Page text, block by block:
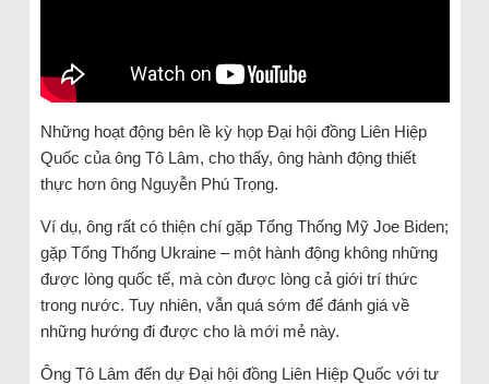
Những hoạt động bên lề kỳ họp Đại hội đồng Liên Hiệp
Quốc của ông Tô Lâm, cho thấy, ông hành động thiết
thực hơn ông Nguyễn Phú Trọng.
Ví dụ, ông rất có thiện chí gặp Tổng Thống Mỹ Joe Biden;
gặp Tổng Thống Ukraine – một hành động không những
được lòng quốc tế, mà còn được lòng cả giới trí thức
trong nước. Tuy nhiên, vẫn quá sớm để đánh giá về
những hướng đi được cho là mới mẻ này.
Ông Tô Lâm đến dự Đại hội đồng Liên Hiệp Quốc với tư